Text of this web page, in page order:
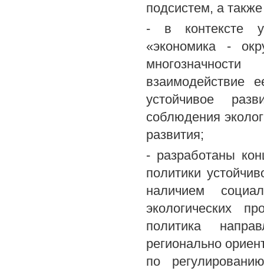
подсистем, а
- в контексте
«экономика -
взаимодействие
устойчивое
соблюдения
развития;
- разработаны
политики
наличием
экологических
политика
регионально
по